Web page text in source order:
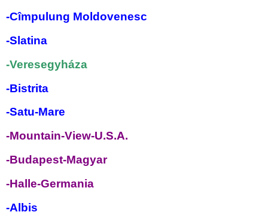
-Cîmpulung Moldovenesc
-Slatina
-Veresegyháza
-Bistrita
-Satu-Mare
-Mountain-View-U.S.A.
-Budapest-Magyar
-Halle-Germania
-Albis